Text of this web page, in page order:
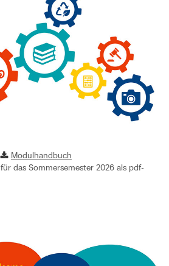
Modulhandbuch
für das Sommersemester 2026 als pdf-